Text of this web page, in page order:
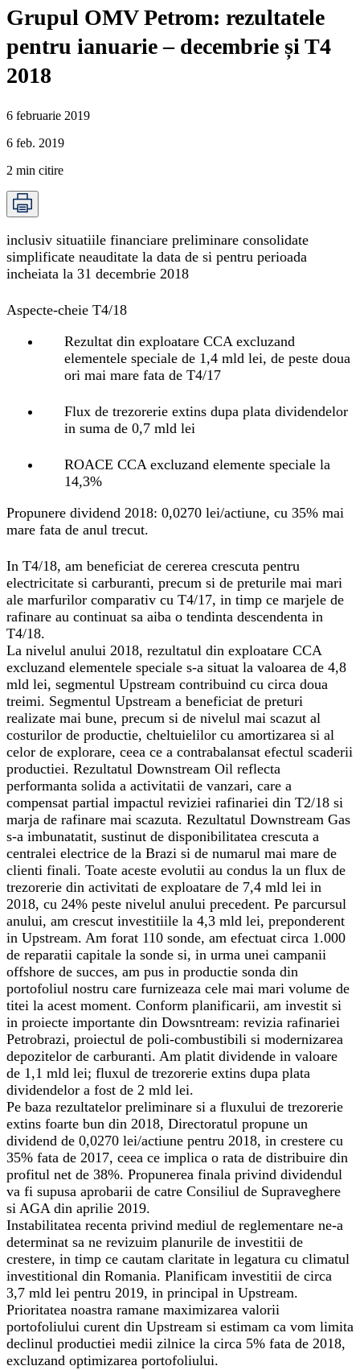
Grupul OMV Petrom: rezultatele
pentru ianuarie – decembrie și T4
2018
6 februarie 2019
6 feb. 2019
2 min citire
inclusiv situatiile financiare preliminare consolidate
simplificate neauditate la data de si pentru perioada
incheiata la 31 decembrie 2018
Aspecte-cheie T4/18
Rezultat din exploatare CCA excluzand
elementele speciale de 1,4 mld lei, de peste doua
ori mai mare fata de T4/17
Flux de trezorerie extins dupa plata dividendelor
in suma de 0,7 mld lei
ROACE CCA excluzand elemente speciale la
14,3%
Propunere dividend 2018: 0,0270 lei/actiune, cu 35% mai
mare fata de anul trecut.
In T4/18, am beneficiat de cererea crescuta pentru
electricitate si carburanti, precum si de preturile mai mari
ale marfurilor comparativ cu T4/17, in timp ce marjele de
rafinare au continuat sa aiba o tendinta descendenta in
T4/18.
La nivelul anului 2018, rezultatul din exploatare CCA
excluzand elementele speciale s-a situat la valoarea de 4,8
mld lei, segmentul Upstream contribuind cu circa doua
treimi. Segmentul Upstream a beneficiat de preturi
realizate mai bune, precum si de nivelul mai scazut al
costurilor de productie, cheltuielilor cu amortizarea si al
celor de explorare, ceea ce a contrabalansat efectul scaderii
productiei. Rezultatul Downstream Oil reflecta
performanta solida a activitatii de vanzari, care a
compensat partial impactul reviziei rafinariei din T2/18 si
marja de rafinare mai scazuta. Rezultatul Downstream Gas
s-a imbunatatit, sustinut de disponibilitatea crescuta a
centralei electrice de la Brazi si de numarul mai mare de
clienti finali. Toate aceste evolutii au condus la un flux de
trezorerie din activitati de exploatare de 7,4 mld lei in
2018, cu 24% peste nivelul anului precedent. Pe parcursul
anului, am crescut investitiile la 4,3 mld lei, preponderent
in Upstream. Am forat 110 sonde, am efectuat circa 1.000
de reparatii capitale la sonde si, in urma unei campanii
offshore de succes, am pus in productie sonda din
portofoliul nostru care furnizeaza cele mai mari volume de
titei la acest moment. Conform planificarii, am investit si
in proiecte importante din Dowsntream: revizia rafinariei
Petrobrazi, proiectul de poli-combustibili si modernizarea
depozitelor de carburanti. Am platit dividende in valoare
de 1,1 mld lei; fluxul de trezorerie extins dupa plata
dividendelor a fost de 2 mld lei.
Pe baza rezultatelor preliminare si a fluxului de trezorerie
extins foarte bun din 2018, Directoratul propune un
dividend de 0,0270 lei/actiune pentru 2018, in crestere cu
35% fata de 2017, ceea ce implica o rata de distribuire din
profitul net de 38%. Propunerea finala privind dividendul
va fi supusa aprobarii de catre Consiliul de Supraveghere
si AGA din aprilie 2019.
Instabilitatea recenta privind mediul de reglementare ne-a
determinat sa ne revizuim planurile de investitii de
crestere, in timp ce cautam claritate in legatura cu climatul
investitional din Romania. Planificam investitii de circa
3,7 mld lei pentru 2019, in principal in Upstream.
Prioritatea noastra ramane maximizarea valorii
portofoliului curent din Upstream si estimam ca vom limita
declinul productiei medii zilnice la circa 5% fata de 2018,
excluzand optimizarea portofoliului.